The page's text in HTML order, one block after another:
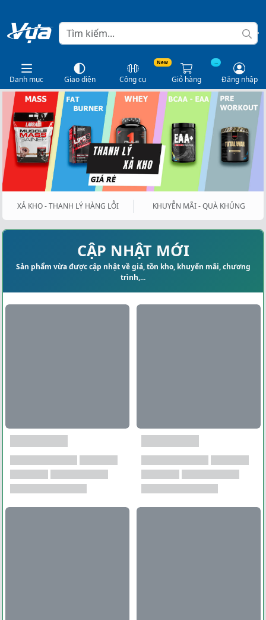
Danh mục Giao diện
New
Công cụ
...
Giỏ hàng Đăng nhập
XẢ KHO - THANH LÝ HÀNG LỖI KHUYỄN MÃI - QUÀ KHỦNG
CẬP NHẬT MỚI
Sản phẩm vừa được cập nhật về giá, tồn kho, khuyến mãi, chương
trình,...